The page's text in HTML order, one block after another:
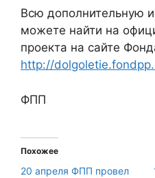
Всю дополнительную
можете найти на
проекта на сайте
http://
ФПП
Похожее
20 апреля ФПП провел